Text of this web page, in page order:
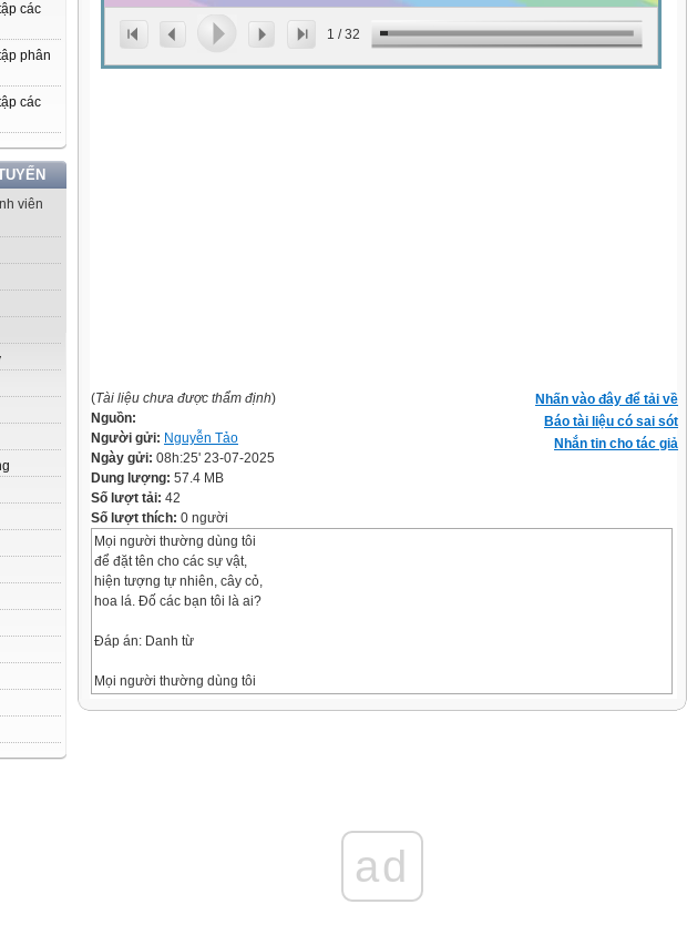
các
phân
các
viên
1 /32
Nhấn vào đây để tải về
Báo tài liệu có sai sót
Nhắn tin cho tác giả
(Tài liệu chưa được thẩm định)
Nguồn:
Người gửi: Nguyễn Tảo
Ngày gửi: 08h:25' 23-07-2025
Dung lượng: 57.4 MB
Số lượt tải: 42
Số lượt thích: 0 người
Mọi người thường dùng tôi
để đặt tên cho các sự vật,
hiện tượng tự nhiên, cây cỏ,
hoa lá. Đố các bạn tôi là ai?
Đáp án: Danh từ
Mọi người thường dùng tôi
ad